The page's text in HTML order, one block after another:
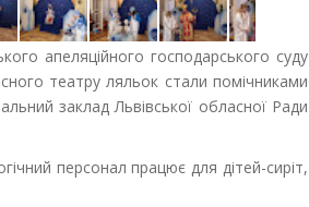
апеляційного господарського суду
театру ляльок стали помічниками
заклад Львівської обласної Ради
персонал працює для дітей-сиріт,